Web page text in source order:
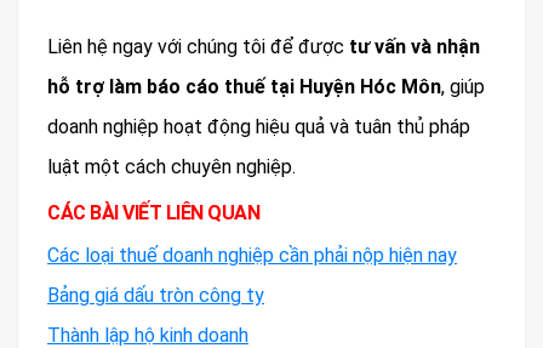
Liên hệ ngay với chúng tôi để được tư vấn và nhận
hỗ trợ làm báo cáo thuế tại Huyện Hóc Môn, giúp
doanh nghiệp hoạt động hiệu quả và tuân thủ pháp
luật một cách chuyên nghiệp.
CÁC BÀI VIẾT LIÊN QUAN
Các loại thuế doanh nghiệp cần phải nộp hiện nay
Bảng giá dấu tròn công ty
Thành lập hộ kinh doanh